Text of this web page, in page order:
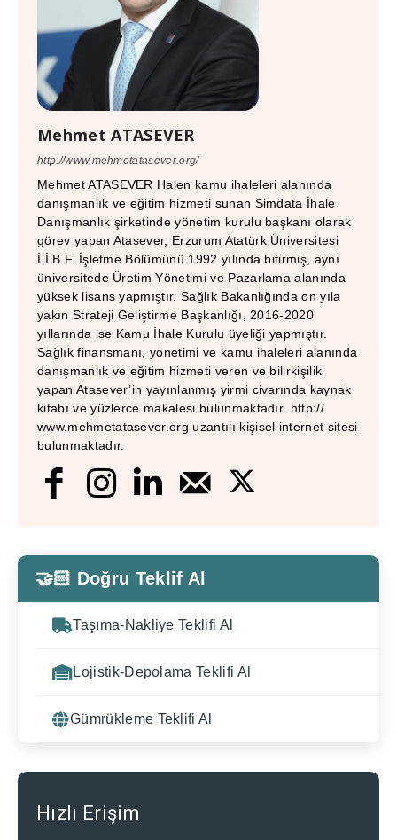
Mehmet ATASEVER
http://www.mehmetatasever.org/
Mehmet ATASEVER Halen kamu ihaleleri alanında
danışmanlık ve eğitim hizmeti sunan Simdata İhale
Danışmanlık şirketinde yönetim kurulu başkanı olarak
görev yapan Atasever, Erzurum Atatürk Üniversitesi
İ.İ.B.F. İşletme Bölümünü 1992 yılında bitirmiş, aynı
üniversitede Üretim Yönetimi ve Pazarlama alanında
yüksek lisans yapmıştır. Sağlık Bakanlığında on yıla
yakın Strateji Geliştirme Başkanlığı, 2016-2020
yıllarında ise Kamu İhale Kurulu üyeliği yapmıştır.
Sağlık finansmanı, yönetimi ve kamu ihaleleri alanında
danışmanlık ve eğitim hizmeti veren ve bilirkişilik
yapan Atasever’in yayınlanmış yirmi civarında kaynak
kitabı ve yüzlerce makalesi bulunmaktadır. http://
www.mehmetatasever.org uzantılı kişisel internet sitesi
bulunmaktadır.
🤝🏻 Doğru Teklif Al
Taşıma-Nakliye Teklifi Al
Lojistik-Depolama Teklifi Al
Gümrükleme Teklifi Al
Hızlı Erişim